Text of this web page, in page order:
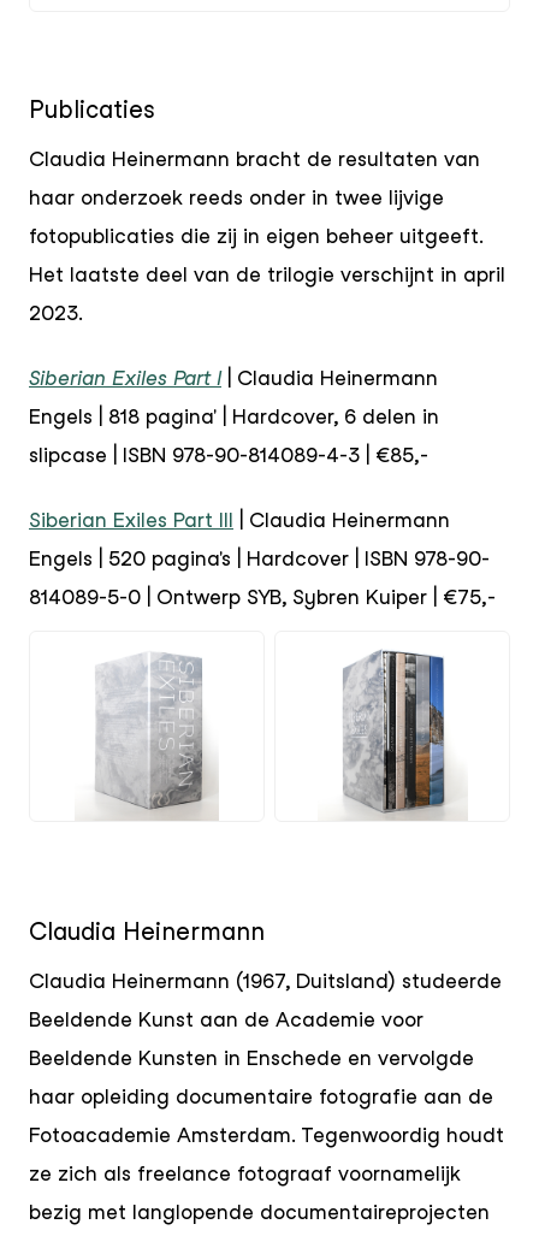
Publicaties
Claudia Heinermann bracht de resultaten van
haar onderzoek reeds onder in twee lijvige
fotopublicaties die zij in eigen beheer uitgeeft.
Het laatste deel van de trilogie verschijnt in april
2023.
Siberian Exiles Part I
| Claudia Heinermann
Engels | 818 pagina' | Hardcover, 6 delen in
slipcase | ISBN 978-90-814089-4-3 | €85,-
Siberian Exiles Part III | Claudia Heinermann
Engels | 520 pagina's | Hardcover | ISBN 978-90-
814089-5-0 | Ontwerp SYB, Sybren Kuiper | €75,-
Claudia Heinermann
Claudia Heinermann (1967, Duitsland) studeerde
Beeldende Kunst aan de Academie voor
Beeldende Kunsten in Enschede en vervolgde
haar opleiding documentaire fotografie aan de
Fotoacademie Amsterdam. Tegenwoordig houdt
ze zich als freelance fotograaf voornamelijk
bezig met langlopende documentaireprojecten